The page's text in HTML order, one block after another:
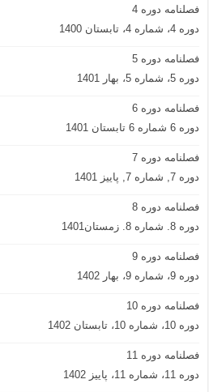
فصلنامه دوره 4
دوره 4، شماره 4، تابستان 1400
فصلنامه دوره 5
دوره 5، شماره 5، بهار 1401
فصلنامه دوره 6
دوره 6 شماره 6 تابستان 1401
فصلنامه دوره 7
دوره 7, شماره 7, پاییز 1401
فصلنامه دوره 8
دوره 8. شماره 8. زمستان1401
فصلنامه دوره 9
دوره 9، شماره 9، بهار 1402
فصلنامه دوره 10
دوره 10، شماره 10، تابستان 1402
فصلنامه دوره 11
دوره 11، شماره 11، پاییز 1402